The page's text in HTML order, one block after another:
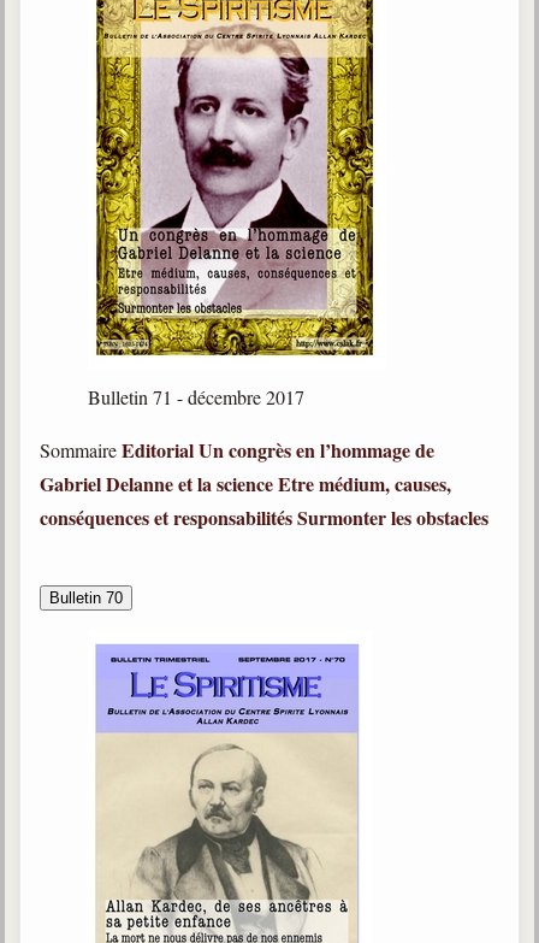
Bulletin 71 - décembre 2017
SommaireEditorialUn congrès en l’hommage de
Gabriel Delanne et la scienceEtre médium, causes,
conséquences et responsabilitésSurmonter les obstacles
Bulletin 70